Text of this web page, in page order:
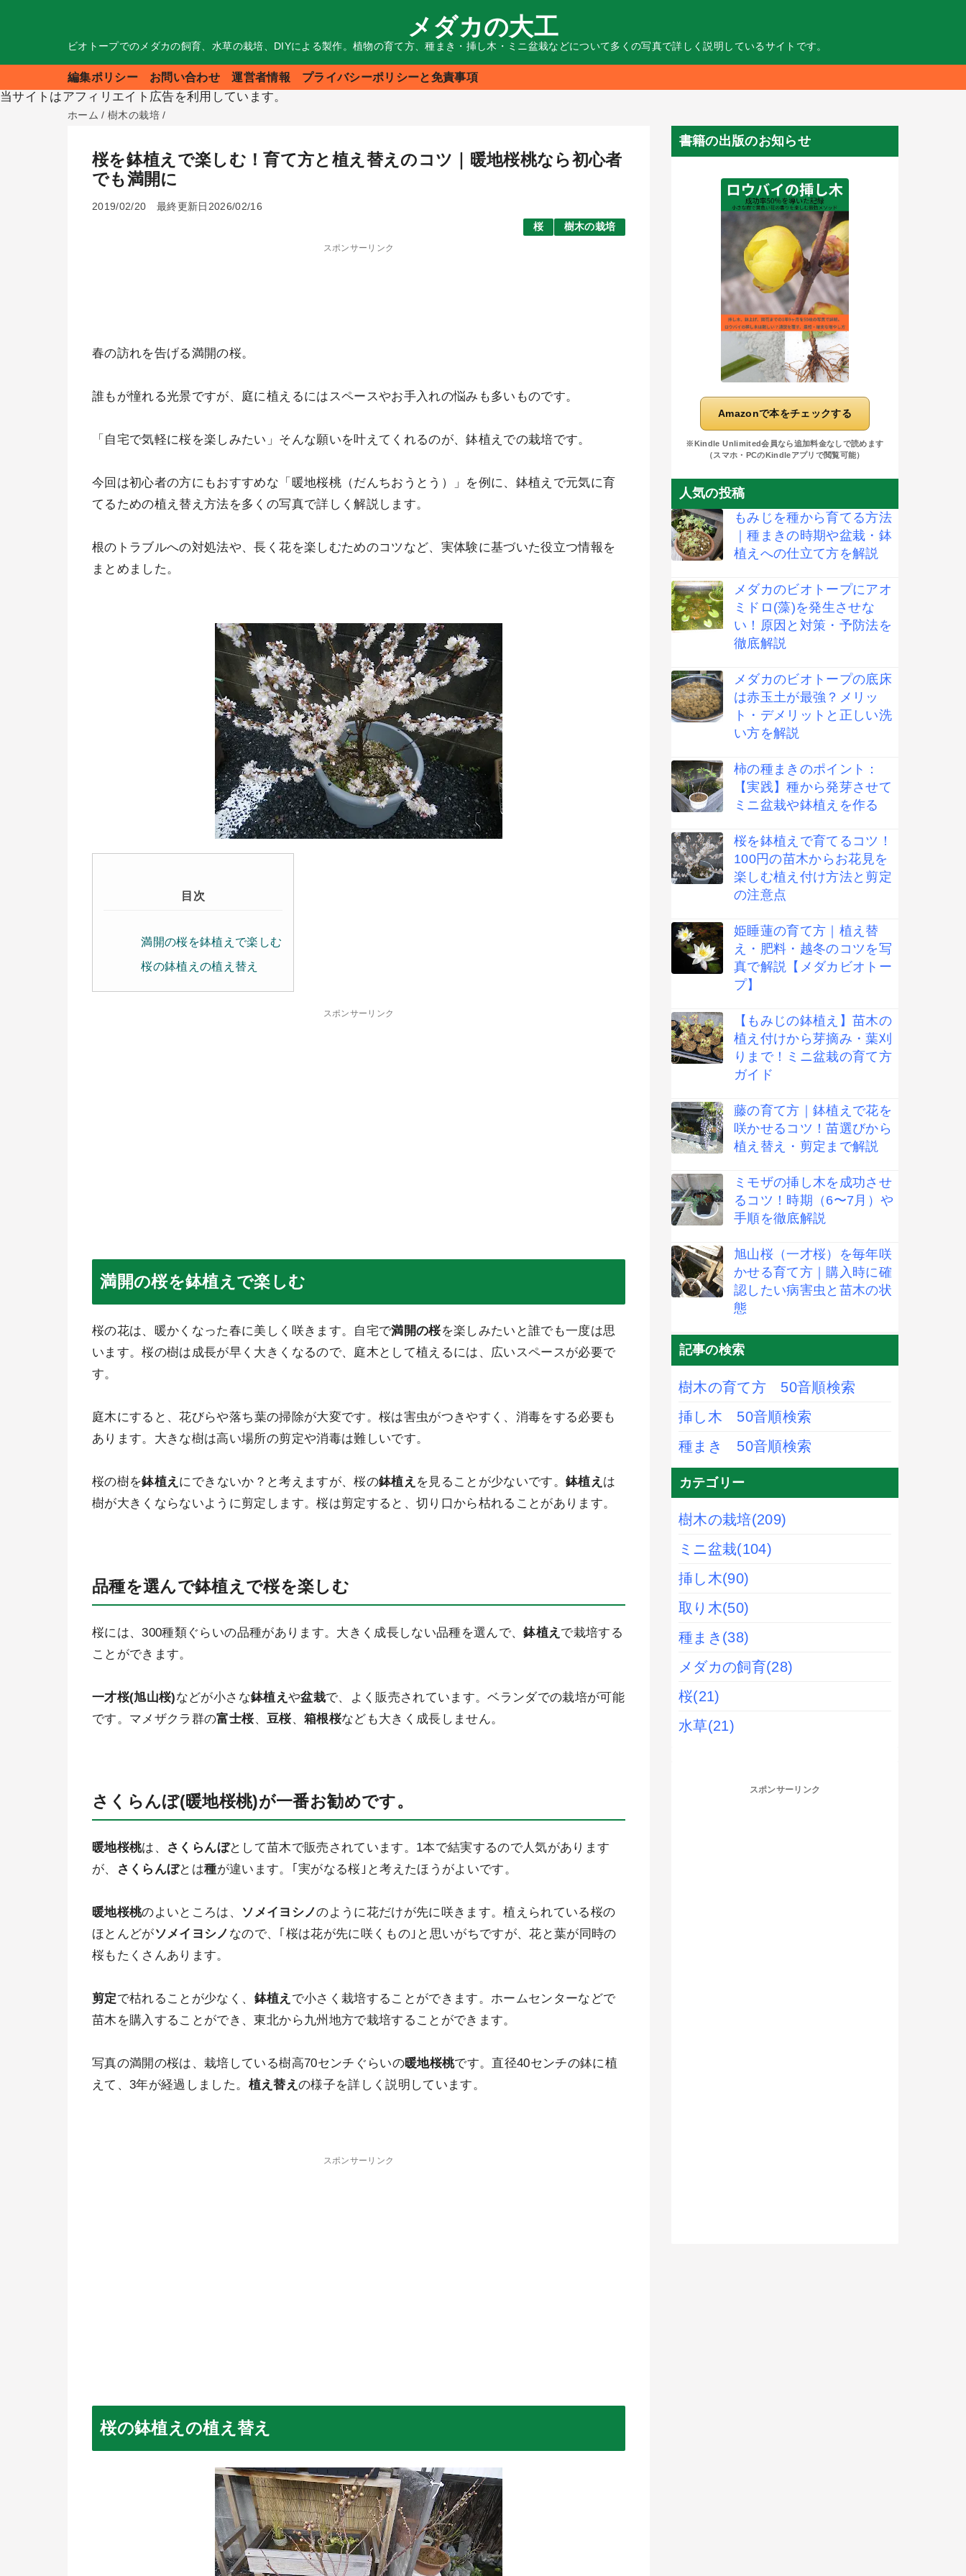
メダカの大工
ビオトープでのメダカの飼育、水草の栽培、DIYによる製作。植物の育て方、種まき・挿し木・ミニ盆栽などについて多くの写真で詳しく説明しているサイトです。
編集ポリシー お問い合わせ 運営者情報 プライバシーポリシーと免責事項
当サイトはアフィリエイト広告を利用しています。
ホーム /樹木の栽培 /
桜を鉢植えで楽しむ！育て方と植え替えのコツ｜暖地桜桃なら初心者
でも満開に
2019/02/20
最終更新日2026/02/16
桜
樹木の栽培
スポンサーリンク
春の訪れを告げる満開の桜。
誰もが憧れる光景ですが、庭に植えるにはスペースやお手入れの悩みも多いものです。
「自宅で気軽に桜を楽しみたい」そんな願いを叶えてくれるのが、鉢植えでの栽培です。
今回は初心者の方にもおすすめな「暖地桜桃（だんちおうとう）」を例に、鉢植えで元気に育
てるための植え替え方法を多くの写真で詳しく解説します。
根のトラブルへの対処法や、長く花を楽しむためのコツなど、実体験に基づいた役立つ情報を
まとめました。
目次
満開の桜を鉢植えで楽しむ
桜の鉢植えの植え替え
スポンサーリンク
満開の桜を鉢植えで楽しむ
桜の花は、暖かくなった春に美しく咲きます。 自宅で満開の桜を楽しみたい と誰でも一度は思
います。桜の樹は成長が早く大きくなるので、庭木として植えるには、広いスペースが必要で
す。
庭木にすると、花びらや落ち葉の掃除が大変です。桜は害虫がつきやすく、消毒をする必要も
あります。大きな樹は高い場所の剪定や消毒は難しいです。
桜の樹を鉢植え にできないか？と考えますが、桜の鉢植え を見ることが少ないです。鉢植え は
樹が大きくならないように剪定します。桜は剪定すると、 切り口から枯れることがあります。
品種を選んで鉢植えで桜を楽しむ
桜には、300種類ぐらいの品種があります。大きく成長しない品種を選んで、鉢植え で栽培する
ことができます。
一才桜(旭山桜)などが小さな鉢植え や盆栽で、よく販売されています。ベランダでの栽培が可能
です。マメザクラ群の富士桜、 豆桜、 箱根桜なども大きく成長しません。
さくらんぼ(暖地桜桃)が一番お勧めです。
暖地桜桃は、 さくらんぼとして苗木で販売されています。1本で結実するので人気があります
が、
さくらんぼとは種が違います。｢実がなる桜｣と考えたほうがよいです。
暖地桜桃のよいところは、 ソメイヨシノのように花だけが先に咲きます。植えられている桜の
ほとんどがソメイヨシノ なので、｢桜は花が先に咲くもの｣と思いがちですが、花と葉が同時の
桜もたくさんあります。
剪定で枯れることが少なく 、 鉢植え で小さく栽培することができます。ホームセンターなどで
苗木を購入することができ、東北から九州地方で栽培することができます。
写真の満開の桜は、栽培している樹高70センチぐらいの暖地桜桃です。直径40センチの鉢に植
えて、3年が経過しました。 植え替え の様子を詳しく説明しています。
スポンサーリンク
桜の鉢植えの植え替え
書籍の出版のお知らせ
Amazonで本をチェックする
※Kindle Unlimited会員なら追加料金なしで読めます
（スマホ・PCのKindleアプリで閲覧可能）
人気の投稿
もみじを種から育てる方法
｜種まきの時期や盆栽・鉢
植えへの仕立て方を解説
メダカのビオトープにアオ
ミドロ(藻)を発生させな
い！原因と対策・予防法を
徹底解説
メダカのビオトープの底床
は赤玉土が最強？メリッ
ト・デメリットと正しい洗
い方を解説
柿の種まきのポイント：
【実践】種から発芽させて
ミニ盆栽や鉢植えを作る
桜を鉢植えで育てるコツ！
100円の苗木からお花見を
楽しむ植え付け方法と剪定
の注意点
姫睡蓮の育て方｜植え替
え・肥料・越冬のコツを写
真で解説【メダカビオトー
プ】
【もみじの鉢植え】苗木の
植え付けから芽摘み・葉刈
りまで！ミニ盆栽の育て方
ガイド
藤の育て方｜鉢植えで花を
咲かせるコツ！苗選びから
植え替え・剪定まで解説
ミモザの挿し木を成功させ
るコツ！時期（6〜7月）や
手順を徹底解説
旭山桜（一才桜）を毎年咲
かせる育て方｜購入時に確
認したい病害虫と苗木の状
態
記事の検索
樹木の育て方 50音順検索
挿し木 50音順検索
種まき 50音順検索
カテゴリー
樹木の栽培(209)
ミニ盆栽(104)
挿し木(90)
取り木(50)
種まき (38)
メダカの飼育(28)
桜(21)
水草(21)
スポンサーリンク